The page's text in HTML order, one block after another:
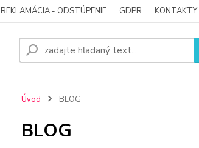
REKLAMÁCIA - ODSTÚPENIE GDPR KONTAKTY
Úvod BLOG
BLOG